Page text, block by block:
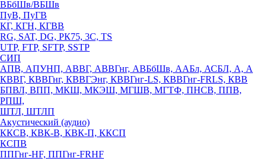
ВБбШв/ВБШв
ПуВ, ПуГВ
КГ, КГН, КГВВ
RG, SAT, DG, РК75, 3С, TS
UTP, FTP, SFTP, SSTP
СИП
АПВ, АПУНП, АВВГ, АВВГнг, АВБбШв, ААБл, АСБЛ, А, А
КВВГ, КВВГнг, КВВГЭнг, КВВГнг-LS, КВВГнг-FRLS, КВВ
БПВЛ, ВПП, МКШ, МКЭШ, МГШВ, МГТФ, ПНСВ, ППВ,
РПШ,
ШТЛ, ШТЛП
Акустический (аудио)
ККСВ, КВК-В, КВК-П, ККСП
КСПВ
ППГнг-HF, ППГнг-FRHF